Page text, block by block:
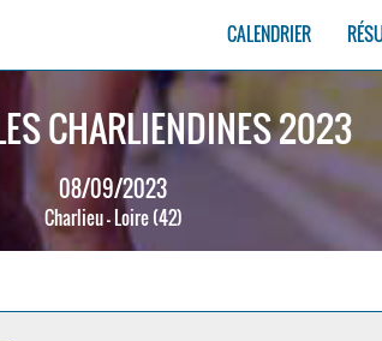
CALENDRIER
CHARLIENDINES 2023
08/09/2023
Charlieu - Loire (42)